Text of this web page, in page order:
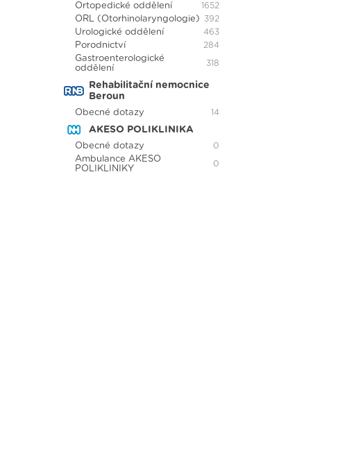
Ortopedické oddělení 1652
ORL (Otorhinolaryngologie) 392
Urologické oddělení 463
Porodnictví 284
Gastroenterologické
oddělení
318
Rehabilitační nemocnice
Beroun
Obecné dotazy 14
AKESO POLIKLINIKA
Obecné dotazy 0
Ambulance AKESO
POLIKLINIKY
0